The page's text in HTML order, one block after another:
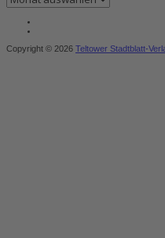
Copyright © 2026 Teltower Stadtblatt-